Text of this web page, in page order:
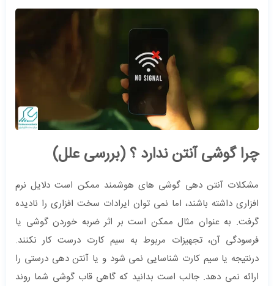
چرا گوشی آنتن ندارد ؟ (بررسی علل)
مشکلات آنتن دهی گوشی های هوشمند ممکن است دلایل نرم
افزاری داشته باشند، اما نمی توان ایرادات سخت افزاری را نادیده
گرفت. به عنوان مثال ممکن است بر اثر ضربه خوردن گوشی یا
فرسودگی آن، تجهیزات مربوط به سیم کارت درست کار نکنند.
درنتیجه یا سیم کارت شناسایی نمی شود و یا آنتن دهی درستی را
ارائه نمی دهد. جالب است بدانید که گاهی قاب گوشی شما روند